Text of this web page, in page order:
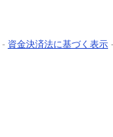
- 資金決済法に基づく表示 -